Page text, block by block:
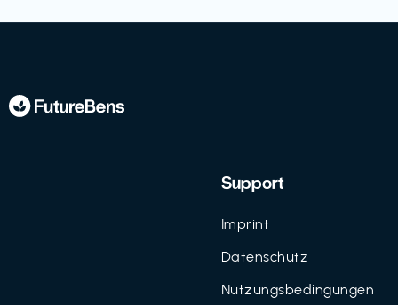
Support
Imprint
Datenschutz
Nutzungsbedingungen